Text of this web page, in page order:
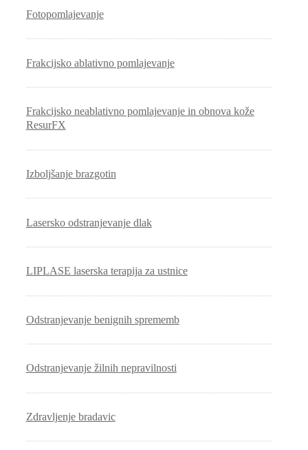
Fotopomlajevanje
Frakcijsko ablativno pomlajevanje
Frakcijsko neablativno pomlajevanje in obnova kože
ResurFX
Izboljšanje brazgotin
Lasersko odstranjevanje dlak
LIPLASE laserska terapija za ustnice
Odstranjevanje benignih sprememb
Odstranjevanje žilnih nepravilnosti
Zdravljenje bradavic